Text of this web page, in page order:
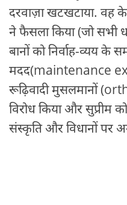
दरवाज़ा खटखटाया. वह
ने फैसला किया (जो सभी
बानों को निर्वाह-व्यय के
मदद(maintenance
रूढ़िवादी मुसलमानों
विरोध किया और सुप्रीम
संस्कृति और विधानों पर